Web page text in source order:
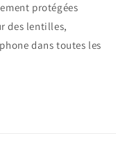
protégées
des lentilles,
dans toutes les